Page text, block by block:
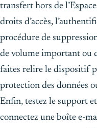
transfert hors de
droits d’accès,
procédure de
de volume important ou
faites relire le dispositif
protection des données
Enfin, testez le support
connectez une boîte e-